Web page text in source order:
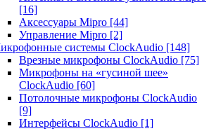
[16]
Аксессуары Mipro [44]
Управление Mipro [2]
системы ClockAudio [148]
Врезные микрофоны ClockAudio [75]
Микрофоны на «гусиной шее»
ClockAudio [60]
Потолочные микрофоны ClockAudio
[9]
Интерфейсы ClockAudio [1]